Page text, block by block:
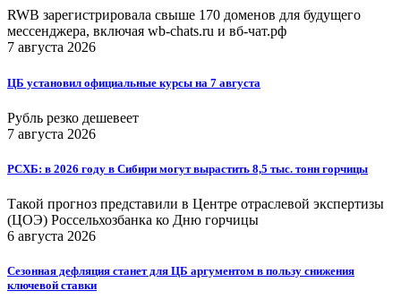
RWB зарегистрировала свыше 170 доменов для будущего
мессенджера, включая wb-chats.ru и вб-чат.рф
7 августа 2026
ЦБ установил официальные курсы на 7 августа
Рубль резко дешевеет
7 августа 2026
РСХБ: в 2026 году в Сибири могут вырастить 8,5 тыс. тонн горчицы
Такой прогноз представили в Центре отраслевой экспертизы
(ЦОЭ) Россельхозбанка ко Дню горчицы
6 августа 2026
Сезонная дефляция станет для ЦБ аргументом в пользу снижения
ключевой ставки